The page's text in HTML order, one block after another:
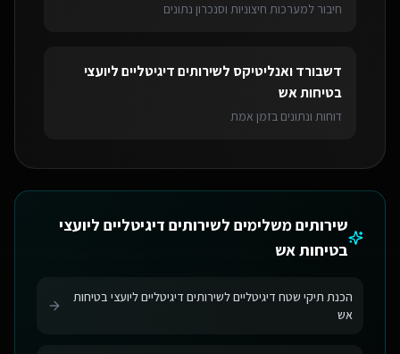
חיבור למערכות חיצוניות וסנכרון נתונים
דשבורד ואנליטיקס לשירותים דיגיטליים ליועצי
בטיחות אש
דוחות ונתונים בזמן אמת
שירותים משלימים לשירותים דיגיטליים ליועצי
בטיחות אש
הכנת תיקי שטח דיגיטליים לשירותים דיגיטליים ליועצי בטיחות
אש